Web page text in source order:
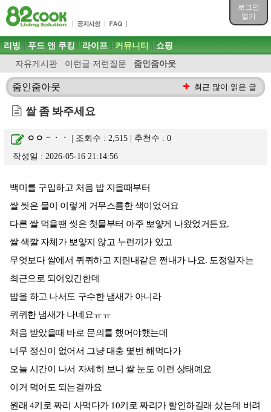
로그인
열기
목차
주메뉴 바로가기
컨텐츠 바로가기
검색 바로가기
로그인 바로가기
주메뉴
리빙 푸드 앤 쿠킹 라이프 커뮤니티
자유게시판 이런글 저런질문 줌인줌아웃
쇼핑
줌인줌아웃 최근 많이 읽은 글
쌀 좀 봐주세요
ㅇㅇᆢㆍㆍ | 조회수 : 2,515 | 추천수 :0
작성일 : 2026-05-16 21:14:56
백미를 구입하고 처음 밥 지을때부터
쌀 씻은 물이 이렇게 거무스름한 색이었어요
다른 쌀 먹을땐 씻은 첫물부터 아주 뽀얗게 나왔었거든요.
쌀 색깔 자체가 뽀얗지 않고 누런끼가 있고
무엇보다 쌀에서 퀴퀴하고 지린내같은 쩐내가 나요. 도정일자는
최근으로 되어있긴한데
밥을 하고 나서도 구수한 냄새가 아니라
퀴퀴한 냄새가 나네요ㅠㅠ
처음 받았을때 바로 문의를 했어야했는데
너무 정신이 없어서 그냥 대충 몇번 해먹다가
오늘 시간이 나서 자세히 보니 쌀 눈도 이런 상태예요
이거 먹어도 되는걸까요
원래 4키로 짜리 사먹다가 10키로 짜리가 할인하길래 샀는데 버려